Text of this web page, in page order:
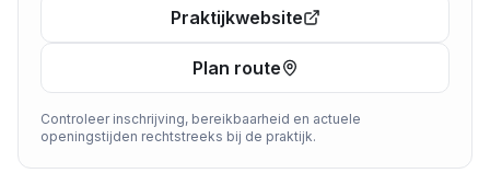
Praktijkwebsite
Plan route
Controleer inschrijving, bereikbaarheid en actuele
openingstijden rechtstreeks bij de praktijk.